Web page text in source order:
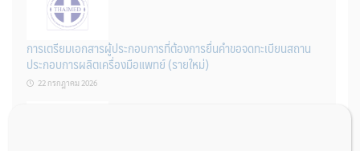
การเตรียมเอกสารผู้ประกอบการที่ต้องการยื่นคำขอจดทะเบียนสถาน
ประกอบการผลิตเครื่องมือแพทย์ (รายใหม่)
22 กรกฎาคม 2026